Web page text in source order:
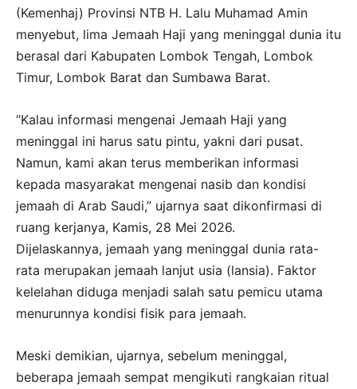
(Kemenhaj) Provinsi NTB H. Lalu Muhamad Amin
menyebut, lima Jemaah Haji yang meninggal dunia itu
berasal dari Kabupaten Lombok Tengah, Lombok
Timur, Lombok Barat dan Sumbawa Barat.
‘’Kalau informasi mengenai Jemaah Haji yang
meninggal ini harus satu pintu, yakni dari pusat.
Namun, kami akan terus memberikan informasi
kepada masyarakat mengenai nasib dan kondisi
jemaah di Arab Saudi,’’ ujarnya saat dikonfirmasi di
ruang kerjanya, Kamis, 28 Mei 2026.
Dijelaskannya, jemaah yang meninggal dunia rata-
rata merupakan jemaah lanjut usia (lansia). Faktor
kelelahan diduga menjadi salah satu pemicu utama
menurunnya kondisi fisik para jemaah.
Meski demikian, ujarnya, sebelum meninggal,
beberapa jemaah sempat mengikuti rangkaian ritual